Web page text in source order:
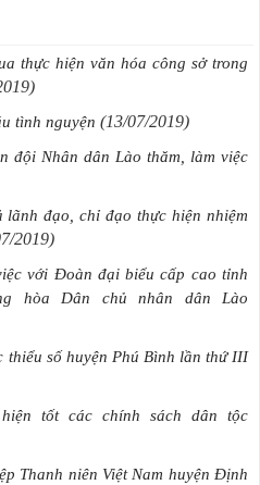
thực hiện văn hóa công sở trong
tình nguyện (13/07/2019)
đội Nhân dân Lào thăm, làm việc
đạo, chỉ đạo thực hiện nhiệm
2019)
với Đoàn đại biểu cấp cao tỉnh
hòa Dân chủ nhân dân Lào
số huyện Phú Bình lần thứ III
tốt các chính sách dân tộc
Thanh niên Việt Nam huyện Định